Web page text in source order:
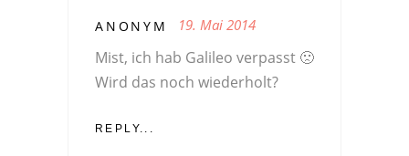
ANONYM 19. Mai 2014
Mist, ich hab Galileo verpasst 🙁
Wird das noch wiederholt?
REPLY...